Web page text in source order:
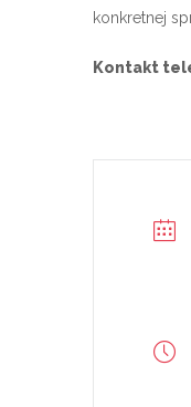
konkretnej
Kontakt